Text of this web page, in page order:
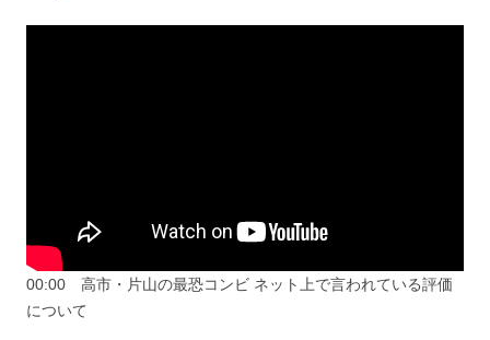
00:00 高市・片山の最恐コンビ ネット上で言われている評価
について